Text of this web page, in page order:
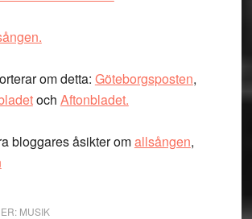
om detta: Göteborgsposten,
och Aftonbladet.
bloggares åsikter omallsången,
MUSIK